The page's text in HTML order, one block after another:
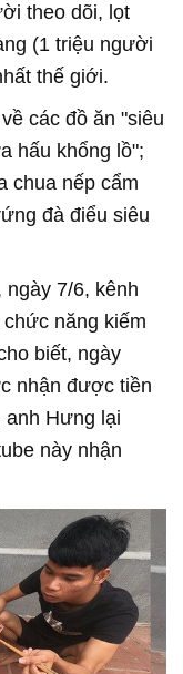
theo dõi, lọt
(1 triệu người
thế giới.
các đồ ăn "siêu
hấu khổng lồ";
chua nếp cẩm
đà điểu siêu
ngày 7/6, kênh
năng kiếm
biết, ngày
nhận được tiền
anh Hưng lại
này nhận